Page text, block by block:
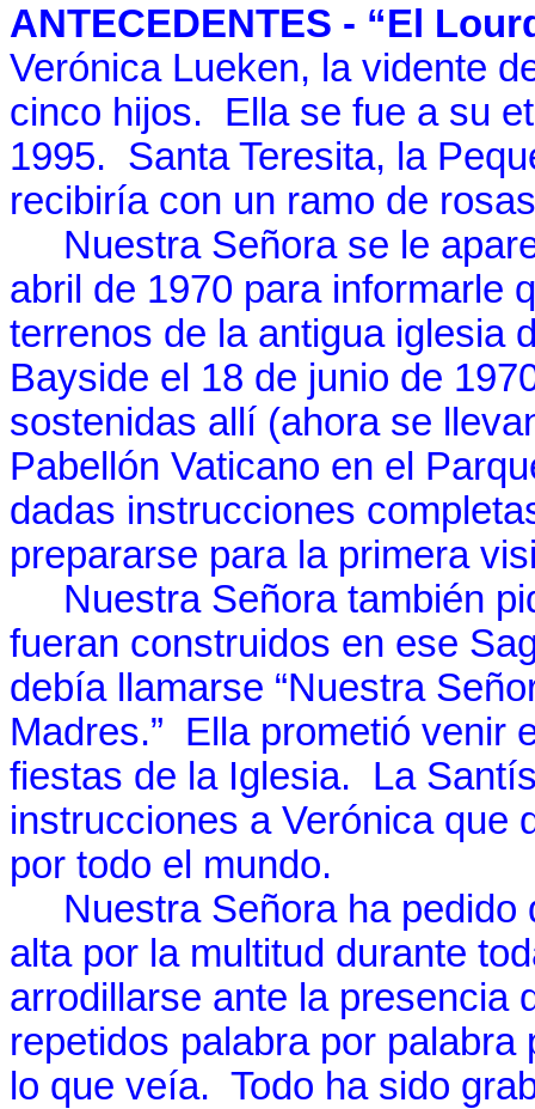
ANTECEDENTES - “El
Verónica Lueken, la vidente
cinco hijos.
Ella se fue a su
1995. Santa Teresita, la
recibiría con un ramo de
Nuestra Señora se le
abril de 1970 para informarle
terrenos de la antigua iglesia
Bayside el 18 de junio de
sostenidas allí (ahora se
Pabellón Vaticano en el
dadas instrucciones
prepararse para la primera
Nuestra Señora también
fueran construidos en ese
debía llamarse “Nuestra
Madres.” Ella prometió venir
fiestas de la Iglesia.
La
instrucciones a Verónica que
por todo el mundo.
Nuestra Señora ha pedido
alta por la multitud durante
arrodillarse ante la presencia
repetidos palabra por palabra
lo que veía. Todo ha sido